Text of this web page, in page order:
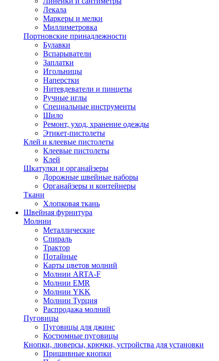
Лекала
Маркеры и мелки
Миллиметровка
Портновские принадлежности
Булавки
Вспарыватели
Заплатки
Игольницы
Наперстки
Нитевдеватели и пинцеты
Ручные иглы
Специальные инструменты
Шило
Ремонт, уход, хранение одежды
Этикет-пистолеты
Клей и клеевые пистолеты
Клеевые пистолеты
Клей
Шкатулки и органайзеры
Дорожные швейные наборы
Органайзеры и контейнеры
Ткани
Хлопковая ткань
Швейная фурнитура
Молнии
Металлические
Спираль
Трактор
Потайные
Карты цветов молний
Молнии ARTA-F
Молнии EMR
Молнии YKK
Молнии Турция
Распродажа молний
Пуговицы
Пуговицы для джинс
Костюмные пуговицы
Кнопки, люверсы, крючки, устройства для установки
Пришивные кнопки